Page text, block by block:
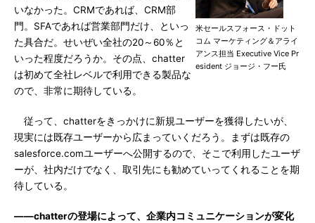
米セールスフォース・ドット
コム マーケティング＆アライ
アンス担当 Executive Vice Pr
esident ジョージ・フー氏
いなかった。CRMであれば、CRM部
門。SFAであれば営業部門だけ、といっ
た具合だ。せいぜい全社の20～60％と
いった程度だろうか。その点、chatter
は初めて全社レベルで利用できる製品な
ので、非常に期待している。
従って、chatterをきっかけに新規ユーザーを獲得したいが、
現実には既存ユーザーから広まっていくだろう。まずは既存の
salesforce.comユーザーへ公開するので、そこで利用したユーザ
ーが、社内だけでなく、取引先にも勧めていってくれることを期
待している。
――chatterの登場によって、企業内コミュニケーションが変化